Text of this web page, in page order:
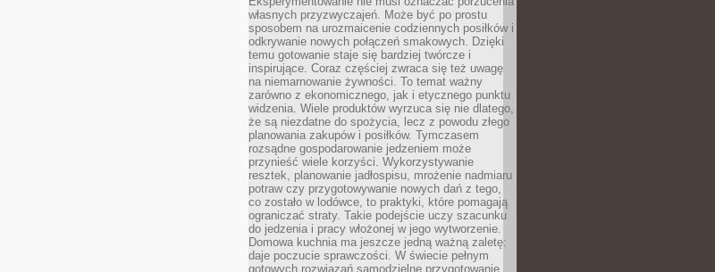
własnych przyzwyczajeń. Może być po prostu
sposobem na urozmaicenie codziennych posiłków i
odkrywanie nowych połączeń smakowych. Dzięki
temu gotowanie staje się bardziej twórcze i
inspirujące. Coraz częściej zwraca się też uwagę
na niemarnowanie żywności. To temat ważny
zarówno z ekonomicznego, jak i etycznego punktu
widzenia. Wiele produktów wyrzuca się nie dlatego,
że są niezdatne do spożycia, lecz z powodu złego
planowania zakupów i posiłków. Tymczasem
rozsądne gospodarowanie jedzeniem może
przynieść wiele korzyści. Wykorzystywanie
resztek, planowanie jadłospisu, mrożenie nadmiaru
potraw czy przygotowywanie nowych dań z tego,
co zostało w lodówce, to praktyki, które pomagają
ograniczać straty. Takie podejście uczy szacunku
do jedzenia i pracy włożonej w jego wytworzenie.
Domowa kuchnia ma jeszcze jedną ważną zaletę:
daje poczucie sprawczości. W świecie pełnym
gotowych rozwiązań samodzielne przygotowanie